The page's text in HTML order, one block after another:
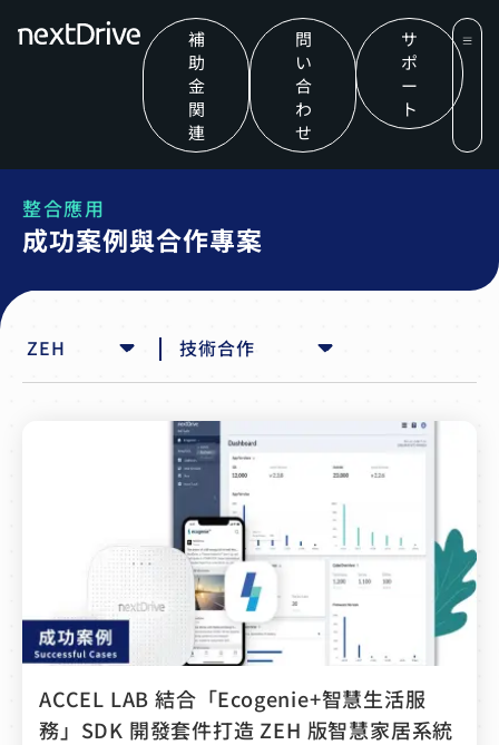
補
助
金
関
連
問
い
合
わ
せ
サ
ポ
ー
ト
整合應用
成功案例與合作專案
ACCEL LAB 結合「Ecogenie+智慧生活服
務」SDK 開發套件打造 ZEH 版智慧家居系統